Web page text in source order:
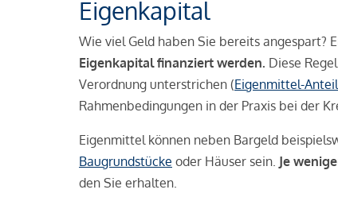
Eigenkapital
Wie viel Geld haben Sie bereits angespart?
Eigenkapital finanziert werden. Diese
Verordnung unterstrichen (Eigenmittel-
Rahmenbedingungen in der Praxis bei der
Eigenmittel können neben Bargeld
Baugrundstücke oder Häuser sein. Je
den Sie erhalten.